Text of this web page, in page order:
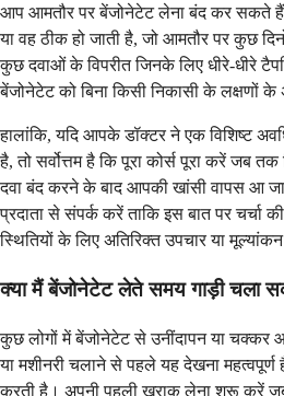
आप आमतौर पर बेंजोनेटेट लेना बंद कर सकते हैं
या वह ठीक हो जाती है, जो आमतौर पर कुछ
कुछ दवाओं के विपरीत जिनके लिए धीरे-धीरे
बेंजोनेटेट को बिना किसी निकासी के लक्षणों
हालांकि, यदि आपके डॉक्टर ने एक विशिष्ट
है, तो सर्वोत्तम है कि पूरा कोर्स पूरा करें जब
दवा बंद करने के बाद आपकी खांसी वापस आ
प्रदाता से संपर्क करें ताकि इस बात पर चर्चा
स्थितियों के लिए अतिरिक्त उपचार या
क्या मैं बेंजोनेटेट लेते समय गाड़ी चला
कुछ लोगों में बेंजोनेटेट से उनींदापन या चक्कर
या मशीनरी चलाने से पहले यह देखना
करती है। अपनी पहली खुराक लेना शुरू करें